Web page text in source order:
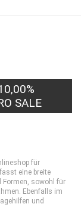
SALE
für
eine breite
Formen, sowohl für
Ebenfalls im
und